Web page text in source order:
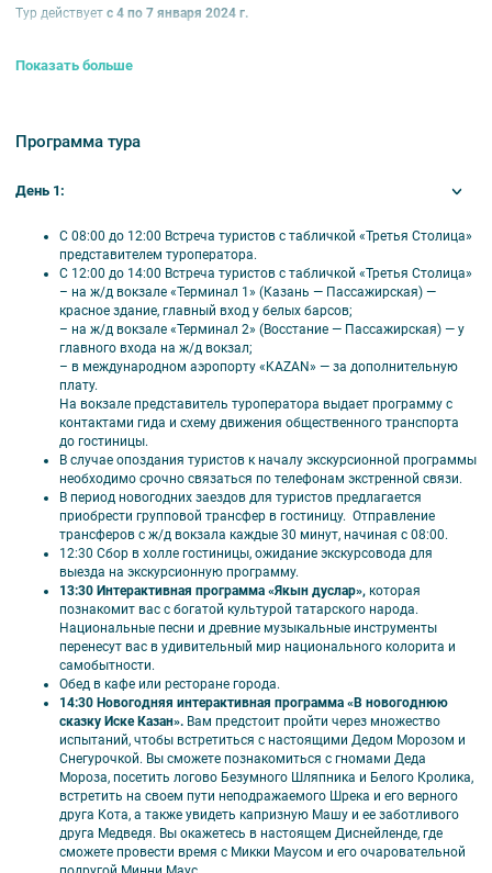
Тур действует с 4 по 7 января 2024 г.
– встреча в аэропорту «Казань»;
менеджера при бронировании);
при бронировании, предварительный заказ);
– дополнительные экскурсии;
– радиогид (наушники для экскурсий).
Тариф «Дети до 7 лет» – без предоставления отдельного
спального места. При необходимости спального места
необходимо бронировать место по тарифу «Дети до 14 лет».
Тур не включает в себя организацию дороги до Казани и обратно.
Вас также может заинтересовать тур
Татарстана»‎ на 5 дней.
Показать больше
Программа тура
День 1:
С 08:00 до 12:00 Встреча туристов с табличкой «Третья Столица»
представителем туроператора.
С 12:00 до 14:00 Встреча туристов с табличкой «Третья Столица»
– на ж/д вокзале «Терминал 1» (Казань — Пассажирская) —
красное здание, главный вход у белых барсов;
– на ж/д вокзале «Терминал 2» (Восстание — Пассажирская) — у
главного входа на ж/д вокзал;
– в международном аэропорту «KAZAN» — за дополнительную
плату.
На вокзале представитель туроператора выдает программу с
контактами гида и схему движения общественного транспорта
до гостиницы.
В случае опоздания туристов к началу экскурсионной программы
необходимо срочно связаться по телефонам экстренной связи.
В период новогодних заездов для туристов предлагается
приобрести групповой трансфер в гостиницу. Отправление
трансферов с ж/д вокзала каждые 30 минут, начиная с 08:00.
12:30 Сбор в холле гостиницы, ожидание экскурсовода для
выезда на экскурсионную программу.
13:30 Интерактивная программа «Якын дуслар», которая
познакомит вас с богатой культурой татарского народа.
Национальные песни и древние музыкальные инструменты
перенесут вас в удивительный мир национального колорита и
самобытности.
Обед в кафе или ресторане города.
14:30 Новогодняя интерактивная программа «В новогоднюю
сказку Иске Казан». Вам предстоит пройти через множество
испытаний, чтобы встретиться с настоящими Дедом Морозом и
Снегурочкой. Вы сможете познакомиться с гномами Деда
Мороза, посетить логово Безумного Шляпника и Белого Кролика,
встретить на своем пути неподражаемого Шрека и его верного
друга Кота, а также увидеть капризную Машу и ее заботливого
друга Медведя. Вы окажетесь в настоящем Диснейленде, где
сможете провести время с Микки Маусом и его очаровательной